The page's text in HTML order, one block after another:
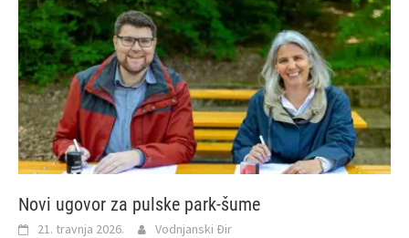
Novi ugovor za pulske park‑šume
21. travnja 2026. Vodnjanski Đir